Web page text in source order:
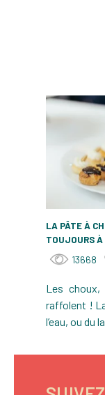
LA PÂTE À
TOUJOURS À
13668
Les
raffolent !
l’eau, ou du